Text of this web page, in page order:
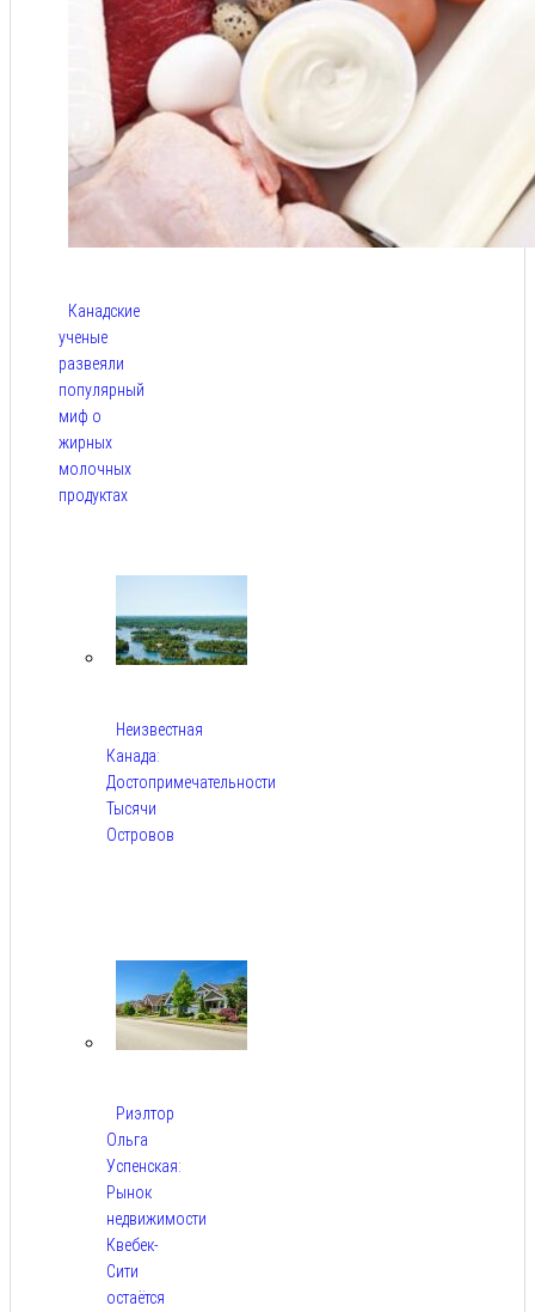
Канадские
ученые
развеяли
популярный
миф о
жирных
молочных
продуктах
Неизвестная
Канада:
Достопримечательности
Тысячи
Островов
Риэлтор
Ольга
Успенская:
Рынок
недвижимости
Квебек-
Сити
остаётся